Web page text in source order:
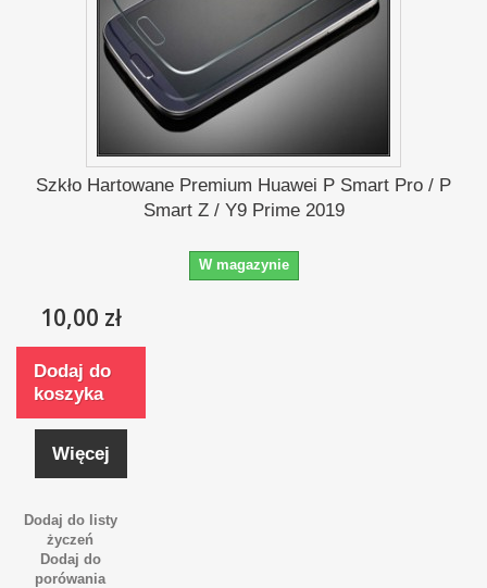
Szkło Hartowane Premium Huawei P Smart Pro / P
Smart Z / Y9 Prime 2019
W magazynie
10,00 zł
Dodaj do
koszyka
Więcej
Dodaj do listy
życzeń
Dodaj do
porówania